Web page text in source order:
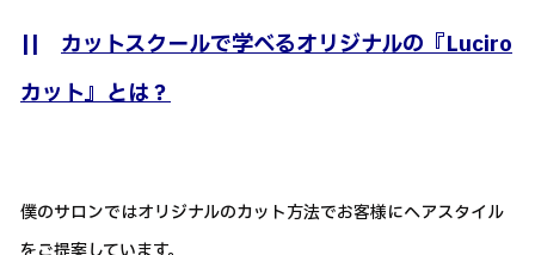
|| カットスクールで学べるオリジナルの『Luciro
カット』とは？
僕のサロンではオリジナルのカット方法でお客様にヘアスタイル